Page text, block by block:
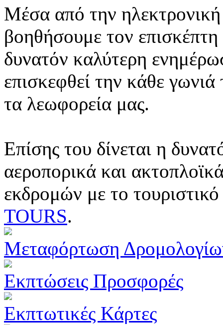
Μέσα από την ηλεκτρονική
βοηθήσουμε τον
δυνατόν καλύτερη
επισκεφθεί την κάθε
τα λεωφορεία μας.
Επίσης του δίνεται η
αεροπορικά και
εκδρομών με το
TOURS.
Μεταφόρτωση
Εκπτώσεις Προσφορές
Εκπτωτικές Κάρτες